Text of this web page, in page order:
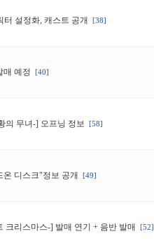
설정화, 캐스트 공개 [38]
매 예정 [40]
의 무녀-] 오프닝 정보 [58]
온 디스크"정보 공개 [49]
크리스마스-] 발매 연기 + 음반 발매 [52]